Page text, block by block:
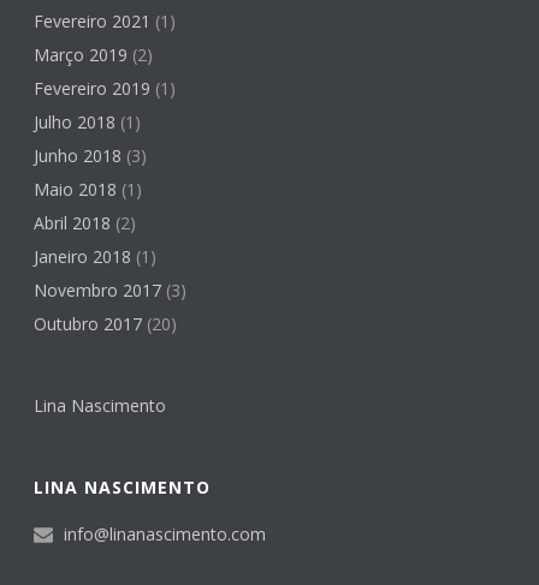
Fevereiro 2021 (1)
Março 2019 (2)
Fevereiro 2019 (1)
Julho 2018 (1)
Junho 2018 (3)
Maio 2018 (1)
Abril 2018 (2)
Janeiro 2018 (1)
Novembro 2017 (3)
Outubro 2017 (20)
Lina Nascimento
LINA NASCIMENTO
info@linanascimento.com